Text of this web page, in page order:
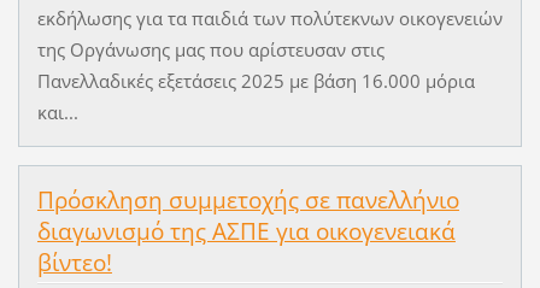
εκδήλωσης για τα παιδιά των πολύτεκνων οικογενειών
της Οργάνωσης μας που αρίστευσαν στις
Πανελλαδικές εξετάσεις 2025 με βάση 16.000 μόρια
και...
Πρόσκληση συμμετοχής σε πανελλήνιο
διαγωνισμό της ΑΣΠΕ για οικογενειακά
βίντεο!